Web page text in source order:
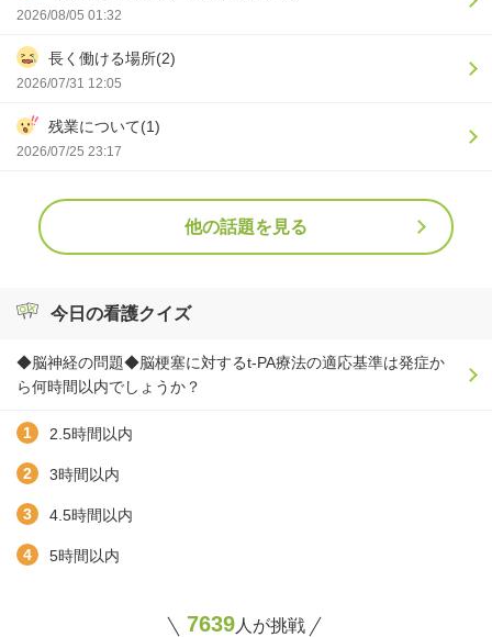
2026/08/05 01:32
長く働ける場所(2)
2026/07/31 12:05
残業について(1)
2026/07/25 23:17
他の話題を見る
今日の看護クイズ
◆脳神経の問題◆脳梗塞に対するt-PA療法の適応基準は発症か
ら何時間以内でしょうか？
2.5時間以内
3時間以内
4.5時間以内
5時間以内
7639 人が挑戦